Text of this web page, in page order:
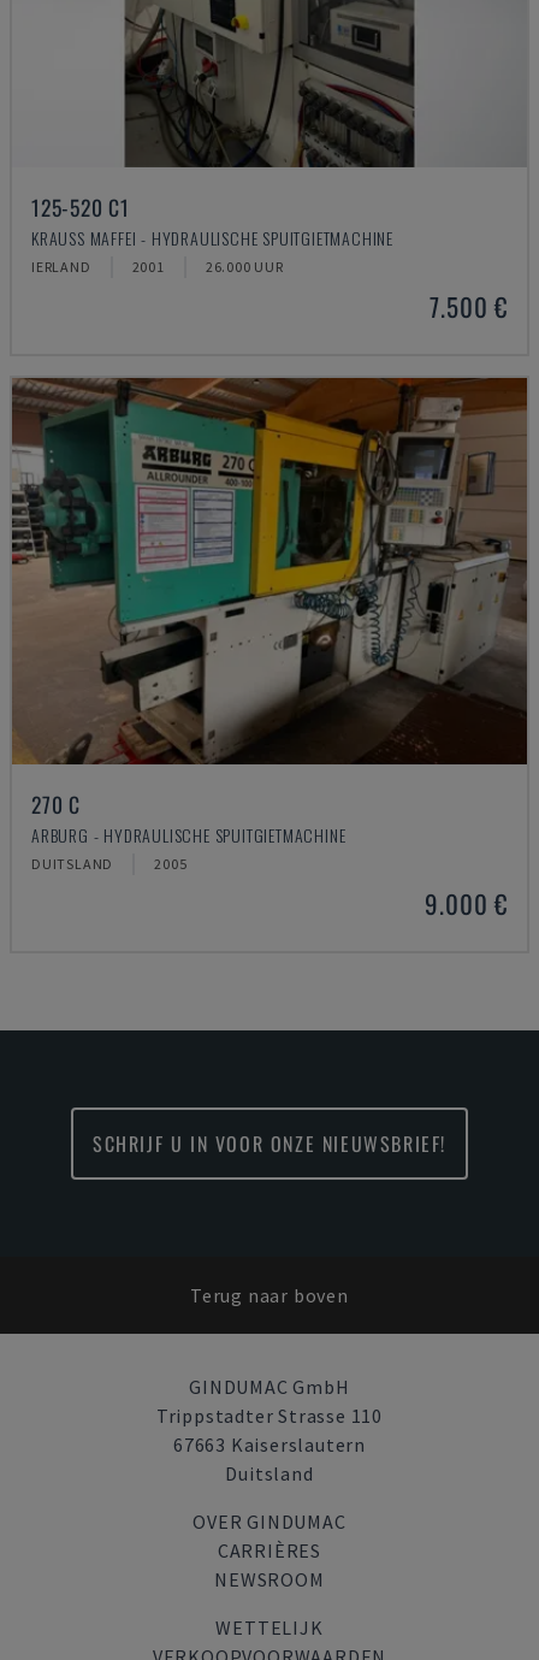
125-520 C1
KRAUSS MAFFEI - HYDRAULISCHE SPUITGIETMACHINE
IERLAND 2001 26.000 UUR
7.500 €
270 C
ARBURG - HYDRAULISCHE SPUITGIETMACHINE
DUITSLAND 2005
9.000 €
SCHRIJF U IN VOOR ONZE NIEUWSBRIEF!
Terug naar boven
GINDUMAC GmbH
Trippstadter Strasse 110
67663 Kaiserslautern
Duitsland
OVER GINDUMAC
CARRIÈRES
NEWSROOM
WETTELIJK